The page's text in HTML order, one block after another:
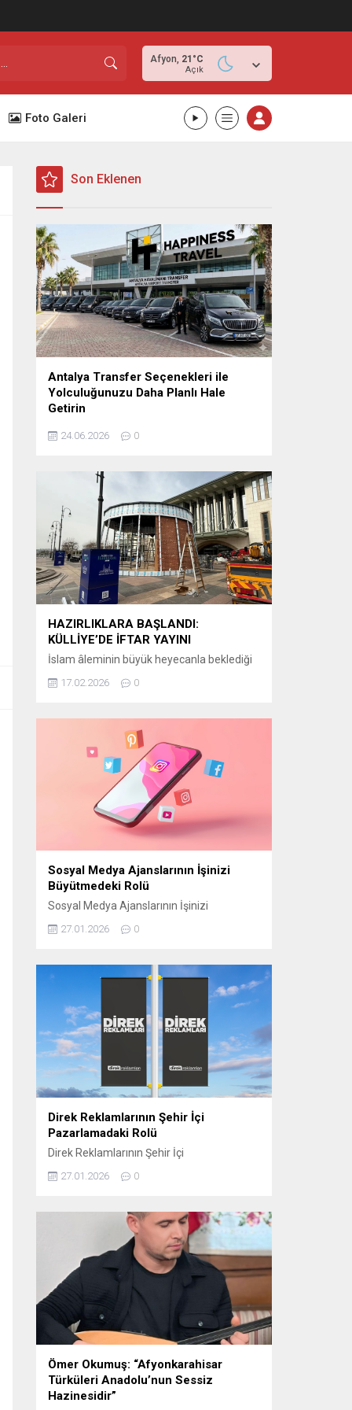
Afyon, 21 °C
Açık
Foto Galeri
Son Eklenen
Antalya Transfer Seçenekleri ile
Yolculuğunuzu Daha Planlı Hale
Getirin
önemli detaylardan biri, varış noktasında
Antalya gibi uluslararası yoğunluğu yüksek
bir destinasyonda, havalimanından otellere
veya şehir içi noktalara ulaşımın önceden
planlanması büyük kolaylık sağlar.
Günümüzde birçok ziyaretçi, klasik ulaşım
yöntemleri yerine önceden organize edilen
sistemleri tercih etmektedir. Bu
kapsamda Antalya airport transfer hizmetleri,...
24.06.2026 0
HAZIRLIKLARA BAŞLANDI:
KÜLLİYE’DE İFTAR YAYINI
İslam âleminin büyük heyecanla beklediği
ekranlara taşınıyor. Kanal D, iftar saatlerinin
programıyla izleyiciyle buluşturmaya
hazırlanıyor. CAM STÜDYO KURULUYOR
“Bir Ramazan Akşamı” için
Cumhurbaşkanlığı Külliyesi yerleşkesinde
bulunan Beştepe Millet Camii avlusuna
özel bir cam stüdyo kuruluyor. Ramazana
özel tasarlanan...
17.02.2026 0
Sosyal Medya Ajanslarının İşinizi
Büyütmedeki Rolü
Sosyal Medya Ajanslarının İşinizi
Büyütmedeki Rolü Günümüzde sosyal
medya, işletmelerin hedef kitlelerine
geldi. Ancak bu başarıyı elde edebilmek için
doğru stratejilerin belirlenmesi gerekir.
Sosyal medya ajansları, işletmelerin dijital
dünyada daha görünür olmasını sağlamak
ve markalarını doğru şekilde
konumlandırmak için kritik bir rol
oynamaktadır. Sosyal...
27.01.2026 0
Direk Reklamlarının Şehir İçi
Pazarlamadaki Rolü
Direk Reklamlarının Şehir İçi
pazarlama stratejilerinin etkili araçlarından
genellikle dikkat çekici ve etkili bir şekilde
konumlandırıldığı için yerel işletmelerden
büyük markalara kadar birçok farklı
sektörde tercih edilmektedir. Elektrik direği
reklamları, şehirlerin kalabalık ve yoğun
bölgelerinde, hareket halindeki kitlelere...
27.01.2026 0
Ömer Okumuş: “Afyonkarahisar
Türküleri Anadolu’nun Sessiz
Hazinesidir”